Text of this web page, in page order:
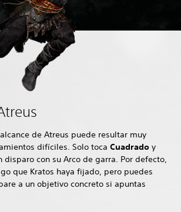
de Atreus puede resultar muy
difíciles. Solo toca Cuadrado y
disparo con su Arco de garra. Por defecto,
que Kratos haya fijado, pero puedes
a un objetivo concreto si apuntas